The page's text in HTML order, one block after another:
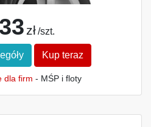
zł/szt.
Kup teraz
dla firm - MŚP i floty